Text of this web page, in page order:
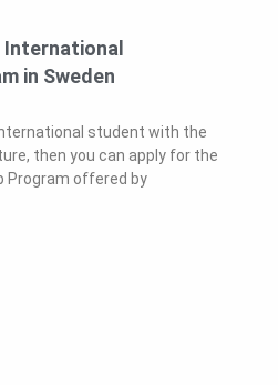
International
in Sweden
student with the
then you can apply for the
Program offered by